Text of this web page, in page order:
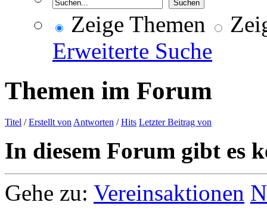
Zeige Themen
Erweiterte Suche
Themen im Forum
Titel /Erstellt von Antworten /Hits Letzter Beitrag von
In diesem Forum gibt es
Gehe zu: Vereinsaktionen